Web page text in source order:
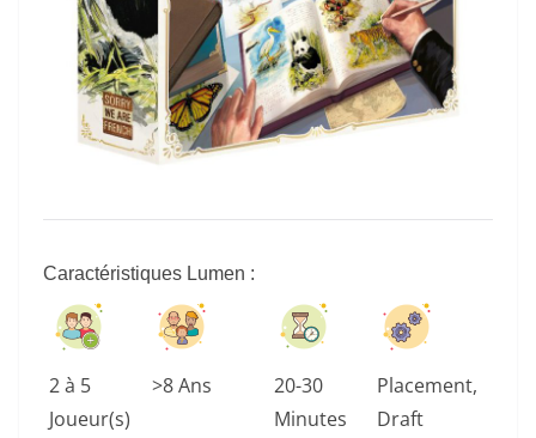
Caractéristiques Lumen :
2 à 5
Joueur(s)
>8 Ans
20-30
Minutes
Placement,
Draft